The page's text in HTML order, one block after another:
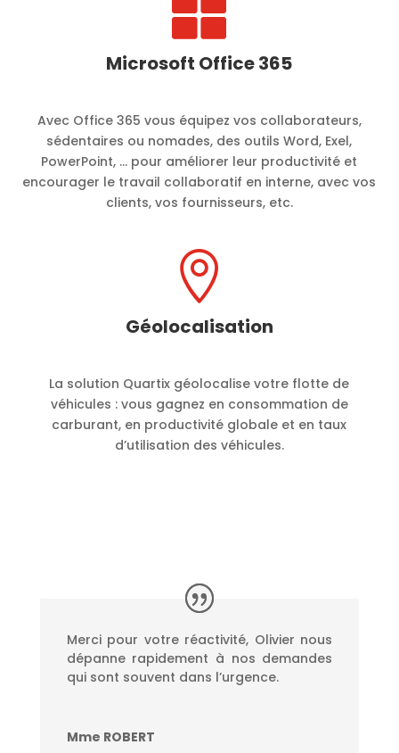

Microsoft Office 365
Avec Office 365 vous équipez vos collaborateurs,
sédentaires ou nomades, des outils Word, Exel,
PowerPoint, … pour améliorer leur productivité et
encourager le travail collaboratif en interne, avec vos
clients, vos fournisseurs, etc.

Géolocalisation
La solution Quartix géolocalise votre flotte de
véhicules : vous gagnez en consommation de
carburant, en productivité globale et en taux
d’utilisation des véhicules.
Merci pour votre réactivité, Olivier nous
dépanne rapidement à nos demandes
qui sont souvent dans l’urgence.
Mme ROBERT